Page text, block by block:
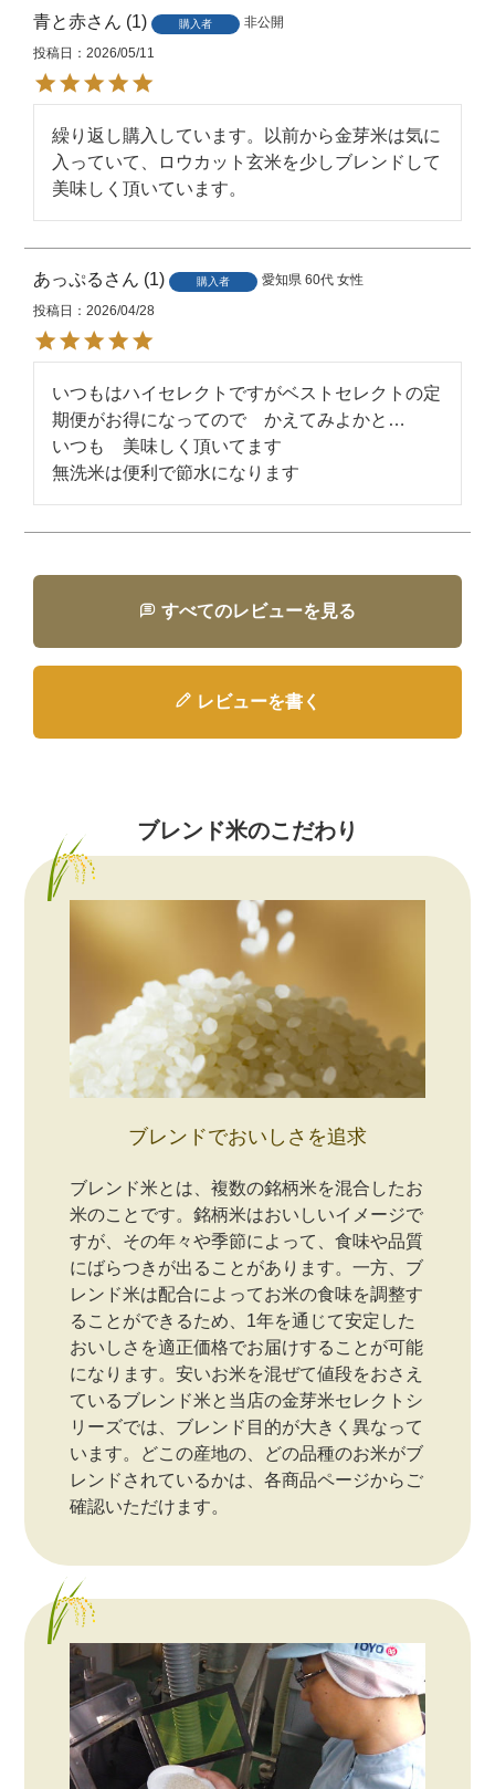
JANコード 4560261660086
備考
青と赤 1 購入者
非公開
投稿日
2026/05/11
繰り返し購入しています。以前から金芽米は気に
入っていて、ロウカット玄米を少しブレンドして
美味しく頂いています。
あっぷる 1 購入者 愛知県 60代 女性
投稿日
2026/04/28
いつもはハイセレクトですがベストセレクトの定
期便がお得になってので　かえてみよかと…
いつも　美味しく頂いてます
無洗米は便利で節水になります
すべてのレビューを見る
レビューを書く
ブレンド米のこだわり
ブレンドでおいしさを追求
ブレンド米とは、複数の銘柄米を混合したお
米のことです。銘柄米はおいしいイメージで
すが、その年々や季節によって、食味や品質
にばらつきが出ることがあります。一方、ブ
レンド米は配合によってお米の食味を調整す
ることができるため、1年を通じて安定した
おいしさを適正価格でお届けすることが可能
になります。安いお米を混ぜて値段をおさえ
ているブレンド米と当店の金芽米セレクトシ
リーズでは、ブレンド目的が大きく異なって
います。どこの産地の、どの品種のお米がブ
レンドされているかは、各商品ページからご
確認いただけます。